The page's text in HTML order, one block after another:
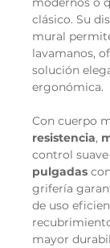
clásico. Su
mural
lavamanos,
solución
ergonómica.
Con cuerpo
resistencia,
control suave
pulgadas
grifería
de uso
mayor